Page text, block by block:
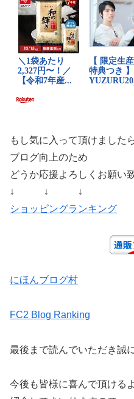
もし気に入って頂けました
ブログ向上のため
どうか応援よろしくお願い
↓ ↓ ↓
ショッピングランキング
にほんブログ村
FC2 Blog Ranking
最後まで読んでいただき誠
今後も皆様に喜んで頂ける